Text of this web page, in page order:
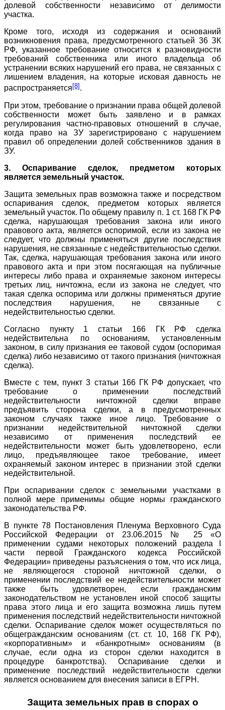
долевой собственности независимо от делимости
участка.
Кроме того, исходя из содержания и оснований
возникновения права, предусмотренного статьей 36 ЗК
РФ, указанное требование относится к разновидности
требований собственника или иного владельца об
устранении всяких нарушений его права, не связанных с
лишением владения, на которые исковая давность не
распространяется[8].
При этом, требование о признании права общей долевой
собственности может быть заявлено и в рамках
регулирования частно-правовых отношений в случае,
когда право на ЗУ зарегистрировано с нарушением
правил об определении долей собственников здания в
ЗУ.
3. Оспаривание сделок, предметом которых
является земельный участок.
Защита земельных прав возможна также и посредством
оспаривания сделок, предметом которых является
земельный участок. По общему правилу п. 1 ст. 168 ГК РФ
сделка, нарушающая требования закона или иного
правового акта, является оспоримой, если из закона не
следует, что должны применяться другие последствия
нарушения, не связанные с недействительностью сделки.
Так, сделка, нарушающая требования закона или иного
правового акта и при этом посягающая на публичные
интересы либо права и охраняемые законом интересы
третьих лиц, ничтожна, если из закона не следует, что
такая сделка оспорима или должны применяться другие
последствия нарушения, не связанные с
недействительностью сделки.
Согласно пункту 1 статьи 166 ГК РФ сделка
недействительна по основаниям, установленным
законом, в силу признания ее таковой судом (оспоримая
сделка) либо независимо от такого признания (ничтожная
сделка).
Вместе с тем, пункт 3 статьи 166 ГК РФ допускает, что
требование о применении последствий
недействительности ничтожной сделки вправе
предъявить сторона сделки, а в предусмотренных
законом случаях также иное лицо. Требование о
признании недействительной ничтожной сделки
независимо от применения последствий ее
недействительности может быть удовлетворено, если
лицо, предъявляющее такое требование, имеет
охраняемый законом интерес в признании этой сделки
недействительной.
При оспаривании сделок с земельными участками в
полной мере применимы общие нормы гражданского
законодательства РФ.
В пункте 78 Постановления Пленума Верховного Суда
Российской Федерации от 23.06.2015 № 25 «О
применении судами некоторых положений раздела I
части первой Гражданского кодекса Российской
Федерации» приведены разъяснения о том, что иск лица,
не являющегося стороной ничтожной сделки, о
применении последствий ее недействительности может
также быть удовлетворен, если гражданским
законодательством не установлен иной способ защиты
права этого лица и его защита возможна лишь путем
применения последствий недействительности ничтожной
сделки. Оспаривание сделок может осуществляться по
общегражданским основаниям (ст. ст. 10, 168 ГК РФ),
«корпоративным» и «банкротным» основаниям (в
случае, если одна из сторон сделки находится в
процедуре банкротства). Оспаривание сделки и
применение последствий недействительности сделки
является основанием для внесения записи в ЕГРН.
Защита земельных прав в спорах о